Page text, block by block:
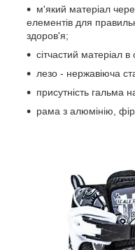
м'який матеріал
елементів для
здоров'я;
сітчастий матеріал
лезо - нержавіюча
присутність гальма
рама з алюмінію,